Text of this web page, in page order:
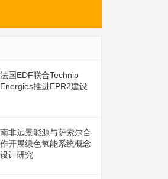
法国EDF联合Technip
Energies推进EPR2建设
南非远景能源与萨索尔合
作开展绿色氢能系统概念
设计研究